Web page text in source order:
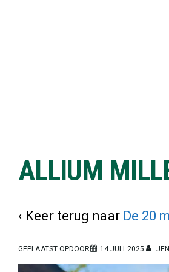
ALLIUM
‹ Keer terug naar De 20
GEPLAATST OPDOOR 14 JULI 2025